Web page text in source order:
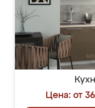
Цена: от